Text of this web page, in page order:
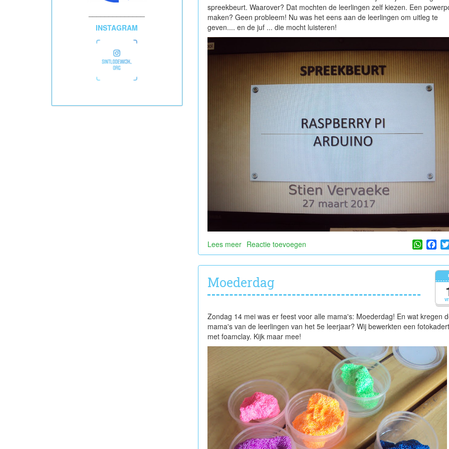
spreekbeurt. Waarover? Dat mochten de leerlingen zelf kiezen. Een
maken? Geen probleem! Nu was het eens aan de leerlingen om uitleg te
geven.... en de juf ... die mocht luisteren!
Lees meerover
Spreekbeurten
Reactie toevoegen
Moederdag
Zondag 14 mei was er feest voor alle mama's: Moederdag! En wat kregen
mama's van de leerlingen van het 5e leerjaar? Wij bewerkten een
met foamclay. Kijk maar mee!
INSTAGRAM